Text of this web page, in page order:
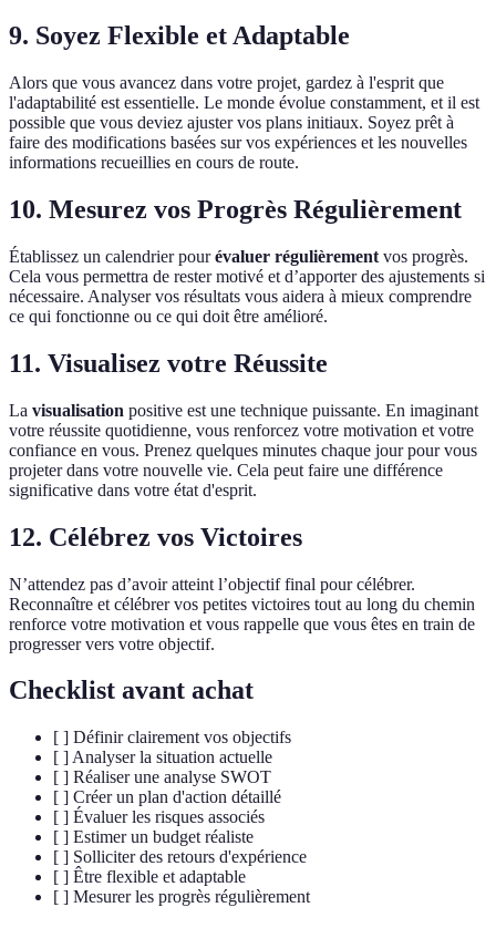
9. Soyez Flexible et Adaptable
Alors que vous avancez dans votre projet, gardez à l'esprit que
l'adaptabilité est essentielle. Le monde évolue constamment, et il est
possible que vous deviez ajuster vos plans initiaux. Soyez prêt à
faire des modifications basées sur vos expériences et les nouvelles
informations recueillies en cours de route.
10. Mesurez vos Progrès Régulièrement
Établissez un calendrier pourévaluer régulièrement vos progrès.
Cela vous permettra de rester motivé et d’apporter des ajustements si
nécessaire. Analyser vos résultats vous aidera à mieux comprendre
ce qui fonctionne ou ce qui doit être amélioré.
11. Visualisez votre Réussite
La visualisation positive est une technique puissante. En imaginant
votre réussite quotidienne, vous renforcez votre motivation et votre
confiance en vous. Prenez quelques minutes chaque jour pour vous
projeter dans votre nouvelle vie. Cela peut faire une différence
significative dans votre état d'esprit.
12. Célébrez vos Victoires
N’attendez pas d’avoir atteint l’objectif final pour célébrer.
Reconnaître et célébrer vos petites victoires tout au long du chemin
renforce votre motivation et vous rappelle que vous êtes en train de
progresser vers votre objectif.
Checklist avant achat
[ ] Définir clairement vos objectifs
[ ] Analyser la situation actuelle
[ ] Réaliser une analyse SWOT
[ ] Créer un plan d'action détaillé
[ ] Évaluer les risques associés
[ ] Estimer un budget réaliste
[ ] Solliciter des retours d'expérience
[ ] Être flexible et adaptable
[ ] Mesurer les progrès régulièrement